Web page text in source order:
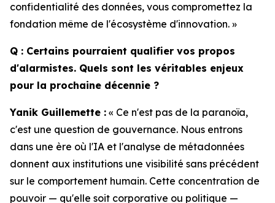
confidentialité des données, vous compromettez la
fondation même de l'écosystème d'innovation. »
Q : Certains pourraient qualifier vos propos
d'alarmistes. Quels sont les véritables enjeux
pour la prochaine décennie ?
Yanik Guillemette : « Ce n'est pas de la paranoïa,
c'est une question de gouvernance. Nous entrons
dans une ère où l'IA et l'analyse de métadonnées
donnent aux institutions une visibilité sans précédent
sur le comportement humain. Cette concentration de
pouvoir — qu'elle soit corporative ou politique —